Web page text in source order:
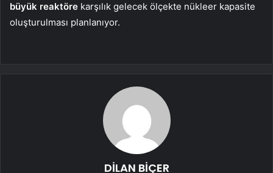
büyük reaktöre karşılık gelecek ölçekte nükleer kapasite
oluşturulması planlanıyor.
DİLAN BİÇER